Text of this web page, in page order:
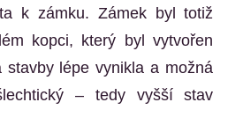
k zámku. Zámek byl totiž
kopci, který byl vytvořen
stavby lépe vynikla a možná
– tedy vyšší stav